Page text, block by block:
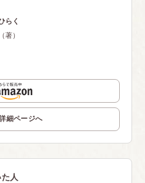
らく
著）
細ページへ
人